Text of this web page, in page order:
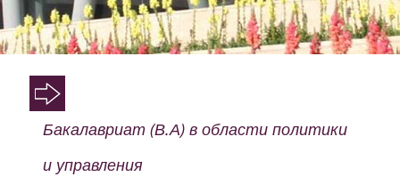
Бакалавриат (В.А) в области политики
и управления